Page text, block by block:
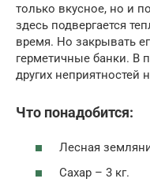
только вкусное, но и
здесь подвергается
время. Но закрывать
герметичные банки. В
других неприятностей
Что понадобится:
Лесная
Сахар – 3 кг.